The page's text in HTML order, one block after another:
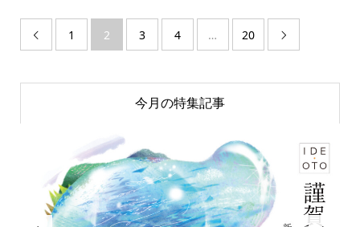
 1 2 3 4 … 20 
今月の特集記事